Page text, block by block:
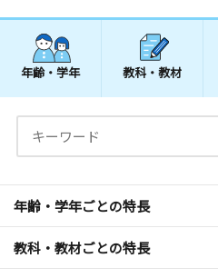
年齢・学年 教科・教材
年齢・学年ごとの特長
教科・教材ごとの特長